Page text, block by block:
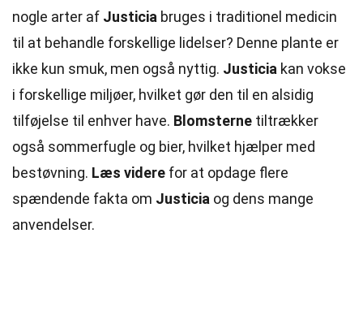
nogle arter af Justicia bruges i traditionel medicin
til at behandle forskellige lidelser? Denne plante er
ikke kun smuk, men også nyttig. Justicia kan vokse
i forskellige miljøer, hvilket gør den til en alsidig
tilføjelse til enhver have. Blomsterne tiltrækker
også sommerfugle og bier, hvilket hjælper med
bestøvning. Læs videre for at opdage flere
spændende fakta om Justicia og dens mange
anvendelser.